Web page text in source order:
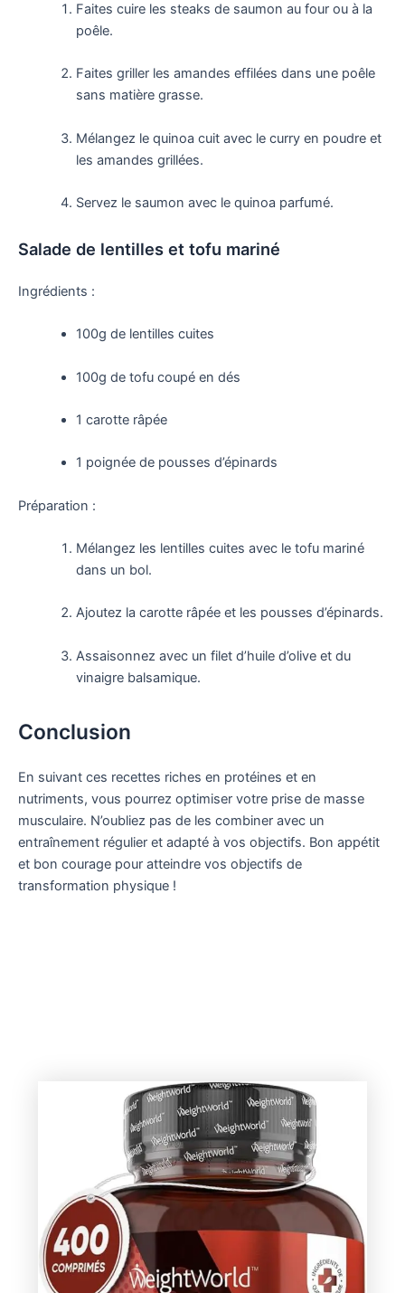
Faites cuire les steaks de saumon au four ou à la
poêle.
Faites griller les amandes effilées dans une poêle
sans matière grasse.
Mélangez le quinoa cuit avec le curry en poudre et
les amandes grillées.
Servez le saumon avec le quinoa parfumé.
Salade de lentilles et tofu mariné
Ingrédients :
100g de lentilles cuites
100g de tofu coupé en dés
1 carotte râpée
1 poignée de pousses d’épinards
Préparation :
Mélangez les lentilles cuites avec le tofu mariné
dans un bol.
Ajoutez la carotte râpée et les pousses d’épinards.
Assaisonnez avec un filet d’huile d’olive et du
vinaigre balsamique.
Conclusion
En suivant ces recettes riches en protéines et en
nutriments, vous pourrez optimiser votre prise de masse
musculaire. N’oubliez pas de les combiner avec un
entraînement régulier et adapté à vos objectifs. Bon appétit
et bon courage pour atteindre vos objectifs de
transformation physique !